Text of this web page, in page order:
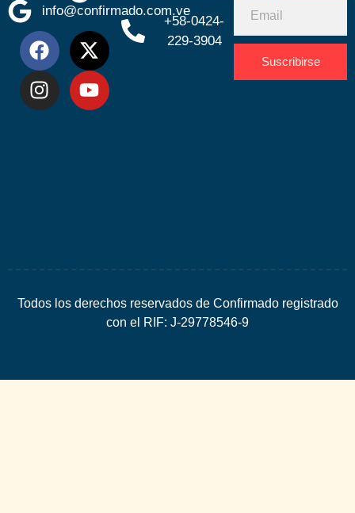
info@confirmado.com.ve
+58-0424-
229-3904
Suscribirse
Todos los derechos reservados de Confirmado registrado
con el RIF: J-29778546-9